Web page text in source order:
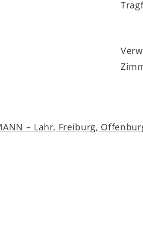
– Lahr, Freiburg,